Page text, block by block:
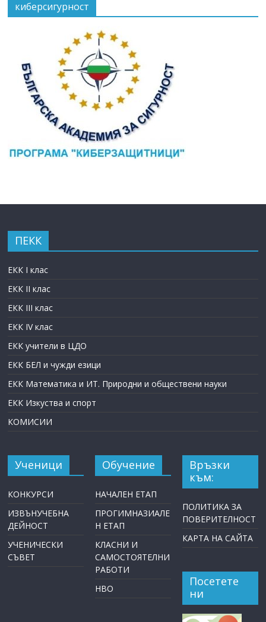
киберсигурност
ПЕКК
ЕКК I клас
ЕКК II клас
ЕКК III клас
ЕКК IV клас
ЕКК учители в ЦДО
ЕКК БЕЛ и чужди езици
ЕКК Математика и ИТ. Природни и обществени науки
ЕКК Изкуства и спорт
КОМИСИИ
Ученици
КОНКУРСИ
ИЗВЪНУЧЕБНА
ДЕЙНОСТ
УЧЕНИЧЕСКИ
СЪВЕТ
Обучение
НАЧАЛЕН ЕТАП
ПРОГИМНАЗИАЛЕ
Н ЕТАП
КЛАСНИ И
САМОСТОЯТЕЛНИ
РАБОТИ
НВО
Връзки
към:
ПОЛИТИКА ЗА
ПОВЕРИТЕЛНОСТ
КАРТА НА САЙТА
Посетете
ни